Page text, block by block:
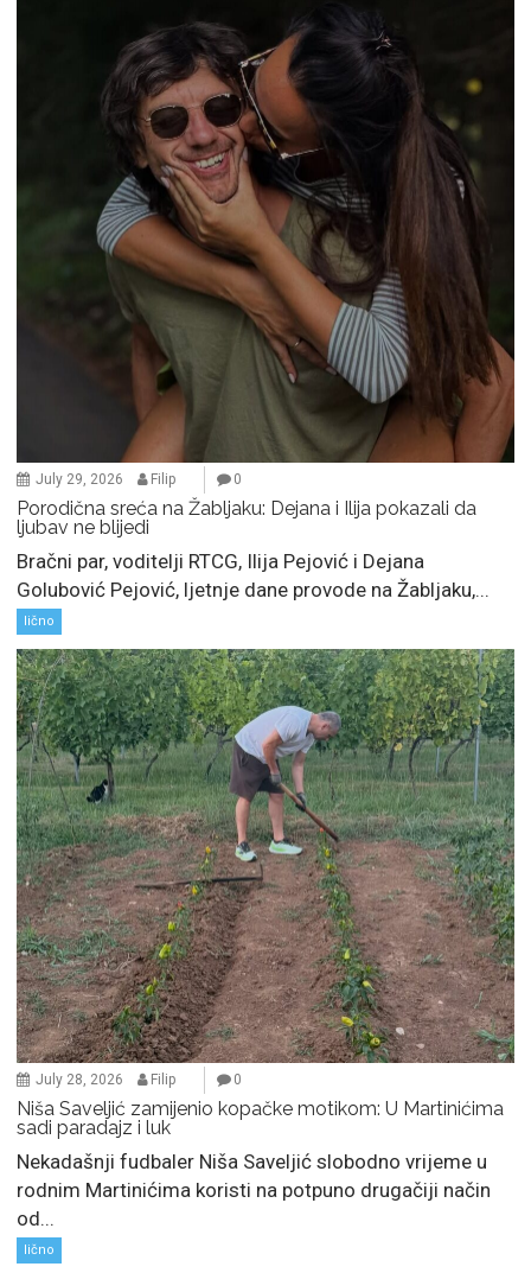
July 29, 2026 Filip 0
Porodična sreća na Žabljaku: Dejana i Ilija pokazali da
ljubav ne blijedi
Bračni par, voditelji RTCG, Ilija Pejović i Dejana
Golubović Pejović, ljetnje dane provode na Žabljaku,...
lično
July 28, 2026 Filip 0
Niša Saveljić zamijenio kopačke motikom: U Martinićima
sadi paradajz i luk
Nekadašnji fudbaler Niša Saveljić slobodno vrijeme u
rodnim Martinićima koristi na potpuno drugačiji način
od...
lično